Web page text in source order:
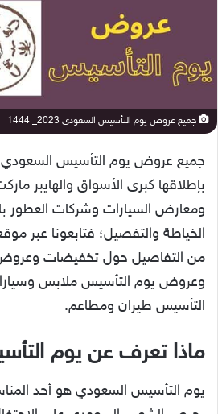
جميع عروض يوم التأسيس السعودي 2023_ 1444
بإطلاقها كبرى الأسواق والهايبر
ومعارض السيارات وشركات العطور
الخياطة والتفصيل؛ فتابعونا عبر
من التفاصيل حول تخفيضات
وعروض يوم التأسيس ملابس
التأسيس طيران ومطاعم.
ماذا تعرف عن يوم
يوم التأسيس السعودي هو أحد